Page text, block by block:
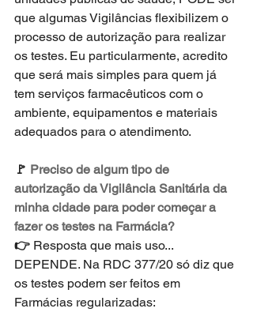
que algumas Vigilâncias flexibilizem o
processo de autorização para realizar
os testes. Eu particularmente, acredito
que será mais simples para quem já
tem serviços farmacêuticos com o
ambiente, equipamentos e materiais
adequados para o atendimento.
🚩 Preciso de algum tipo de
autorização da Vigilância Sanitária da
minha cidade para poder começar a
fazer os testes na Farmácia?
👉 Resposta que mais uso...
DEPENDE. Na RDC 377/20 só diz que
os testes podem ser feitos em
Farmácias regularizadas: